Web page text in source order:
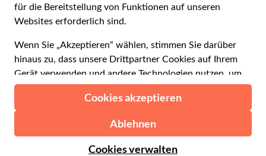
Become a Distribution Partner
Français
English UK
English US
Deutsch
€ Euro
$ US-Dollar
£ Britisches Pfund
AU$ Australischer Dollar
د.إ VAE-Dirham
Hilfe
FAQs
Kontaktieren Sie uns
© 2026 Musement S.p.A.
VAT IT07978000961 - Lizenz